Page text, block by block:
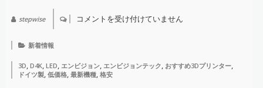
stepwise
ニ
ー
ス！
コメントを受け付けていません
新着情報
3D, D4K, LED, エンビジョン, エンビジョンテック, おすすめ3Dプリンター,
ドイツ製, 低価格, 最新機種, 格安